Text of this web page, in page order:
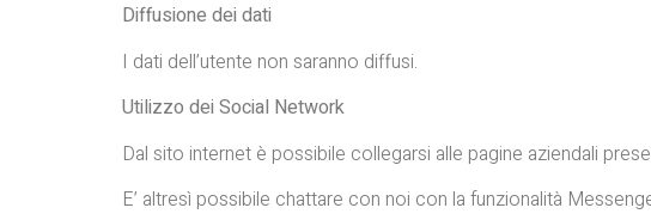
Diffusione dei dati
I dati dell’utente non saranno diffusi.
Utilizzo dei Social Network
Dal sito internet è possibile collegarsi alle pagine aziendali
E’ altresì possibile chattare con noi con la funzionalità